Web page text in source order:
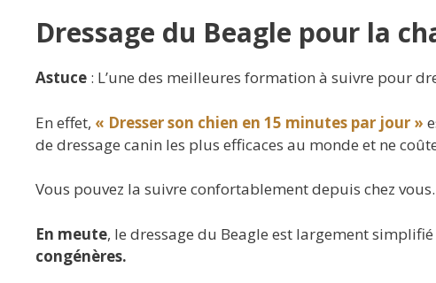
Dressage du Beagle pour la
Astuce : L’une des meilleures formation à suivre pour
En effet, « Dresser son chien en 15 minutes par jour »
de dressage canin les plus efficaces au monde et ne
Vous pouvez la suivre confortablement depuis chez
En meute, le dressage du Beagle est largement
congénères.